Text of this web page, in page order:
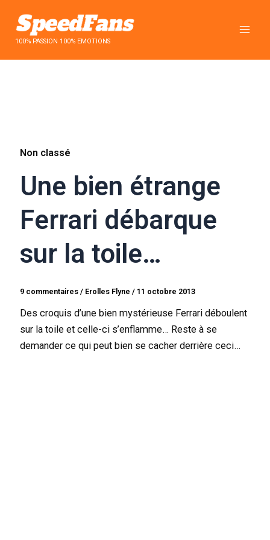
contenu100% PASSION 100% EMOTIONS
Non classé
Une bien étrange
Ferrari débarque
sur la toile…
9 commentaires / Erolles Flyne/ 11 octobre 2013
Des croquis d’une bien mystérieuse Ferrari déboulent
sur la toile et celle-ci s’enflamme… Reste à se
demander ce qui peut bien se cacher derrière ceci…